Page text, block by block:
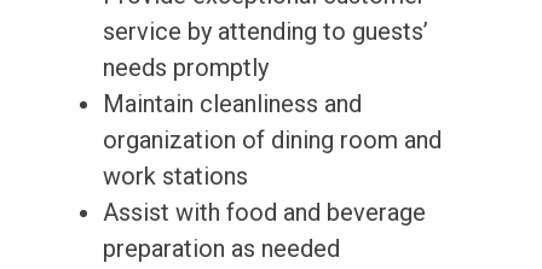
service by attending to guests’
needs promptly
Maintain cleanliness and
organization of dining room and
work stations
Assist with food and beverage
preparation as needed